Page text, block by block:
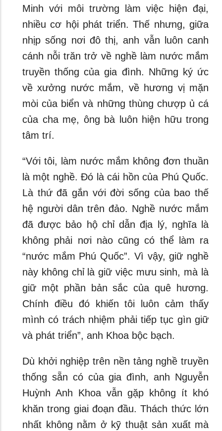
Minh với môi trường làm việc hiện đại,
nhiều cơ hội phát triển. Thế nhưng, giữa
nhịp sống nơi đô thị, anh vẫn luôn canh
cánh nỗi trăn trở về nghề làm nước mắm
truyền thống của gia đình. Những ký ức
về xưởng nước mắm, về hương vị mặn
mòi của biển và những thùng chượp ủ cá
của cha mẹ, ông bà luôn hiện hữu trong
tâm trí.
“Với tôi, làm nước mắm không đơn thuần
là một nghề. Đó là cái hồn của Phú Quốc.
Là thứ đã gắn với đời sống của bao thế
hệ người dân trên đảo. Nghề nước mắm
đã được bảo hộ chỉ dẫn địa lý, nghĩa là
không phải nơi nào cũng có thể làm ra
“nước mắm Phú Quốc”. Vì vậy, giữ nghề
này không chỉ là giữ việc mưu sinh, mà là
giữ một phần bản sắc của quê hương.
Chính điều đó khiến tôi luôn cảm thấy
mình có trách nhiệm phải tiếp tục gìn giữ
và phát triển”, anh Khoa bộc bạch.
Dù khởi nghiệp trên nền tảng nghề truyền
thống sẵn có của gia đình, anh Nguyễn
Huỳnh Anh Khoa vẫn gặp không ít khó
khăn trong giai đoạn đầu. Thách thức lớn
nhất không nằm ở kỹ thuật sản xuất mà